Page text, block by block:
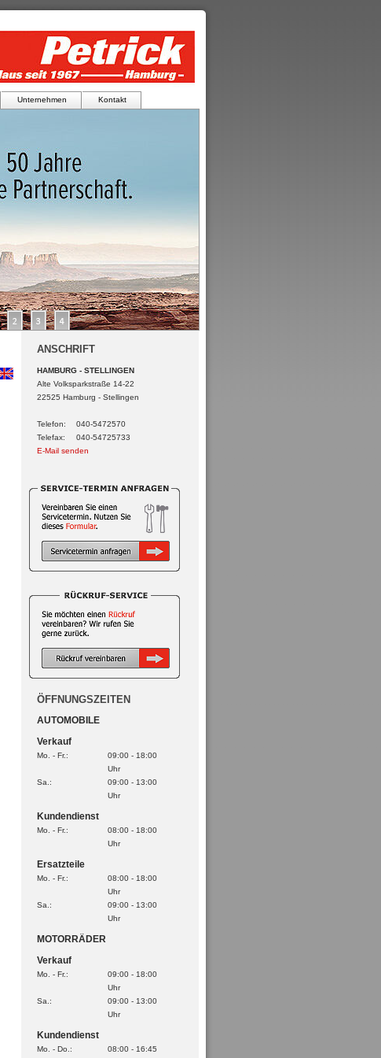
Unternehmen Kontakt
ANSCHRIFT
HAMBURG - STELLINGEN
Alte Volksparkstraße 14-22
22525 Hamburg - Stellingen
Telefon:
040-5472570
Telefax:
040-54725733
E-Mail senden
ÖFFNUNGSZEITEN
AUTOMOBILE
Verkauf
Mo. - Fr.:
09:00 - 18:00
Uhr
Sa.:
09:00 - 13:00
Uhr
Kundendienst
Mo. - Fr.:
08:00 - 18:00
Uhr
Ersatzteile
Mo. - Fr.:
08:00 - 18:00
Uhr
Sa.:
09:00 - 13:00
Uhr
MOTORRÄDER
Verkauf
Mo. - Fr.:
09:00 - 18:00
Uhr
Sa.:
09:00 - 13:00
Uhr
Kundendienst
Mo. - Do.: 08:00 - 16:45